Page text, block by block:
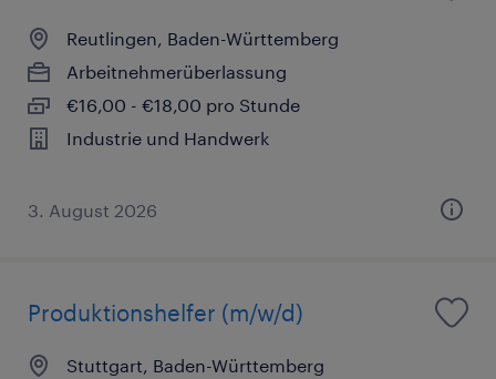
Reutlingen, Baden-Württemberg
Arbeitnehmerüberlassung
€16,00 - €18,00 pro Stunde
Industrie und Handwerk
3. August 2026
Produktionshelfer (m/w/d)
Stuttgart, Baden-Württemberg